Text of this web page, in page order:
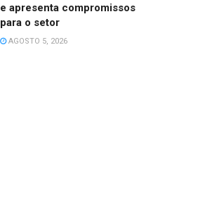
e apresenta compromissos
para o setor
AGOSTO 5, 2026